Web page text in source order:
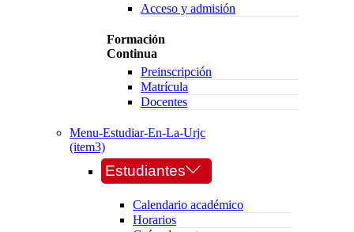
Acceso y admisión
Formación
Continua
Preinscripción
Matrícula
Docentes
Menu-Estudiar-En-La-Urjc
(item3)
Estudiantes
Calendario académico
Horarios